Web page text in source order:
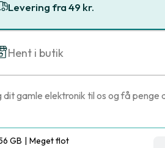
Levering fra 49 kr.
Hent i butik
gamle elektronik til os og få penge
GB | Meget flot